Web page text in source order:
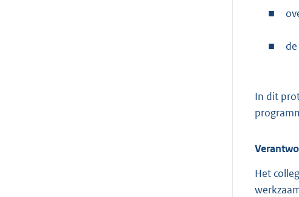
■
■
In dit
Het